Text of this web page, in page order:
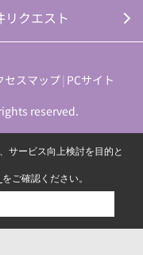
リクエスト
セスマップ PCサイト
reserved.
サービス向上検討を目的と
をご確認ください。